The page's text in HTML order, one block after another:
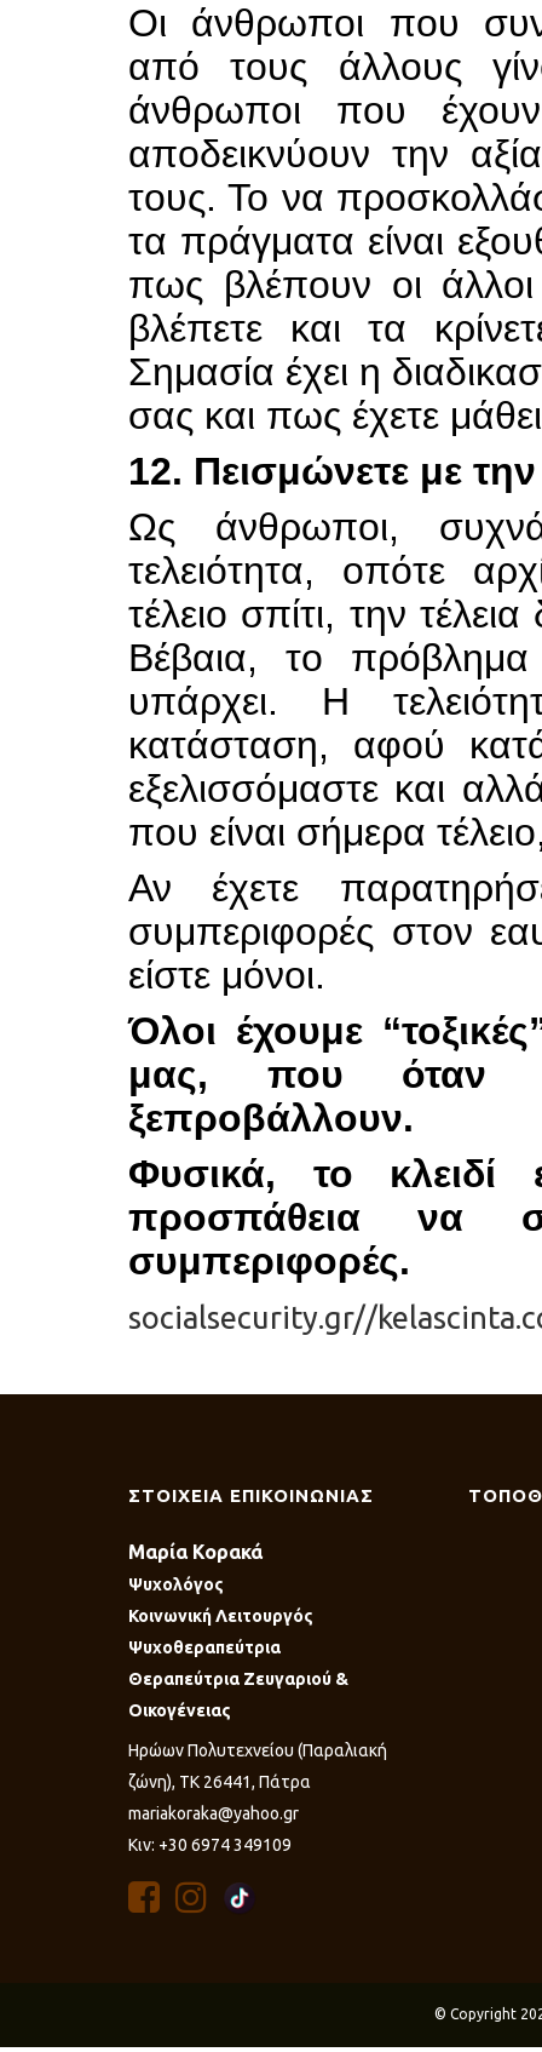
Οι άνθρωποι που
από τους άλλους
άνθρωποι που
αποδεικνύουν την
τους. Το να
τα πράγματα είναι
πως βλέπουν οι
βλέπετε και τα
Σημασία έχει η
σας και πως έχετε
12. Πεισμώνετε με την
Ως άνθρωποι,
τελειότητα, οπότε
τέλειο σπίτι, την
Βέβαια, το πρόβλημα
υπάρχει. Η
κατάσταση, αφού
εξελισσόμαστε και
που είναι σήμερα
Αν έχετε
συμπεριφορές στον
είστε μόνοι.
Όλοι έχουμε
μας, που όταν
ξεπροβάλλουν.
Φυσικά, το
προσπάθεια να
συμπεριφορές.
socialsecurity.gr//
ΣΤΟΙΧΕΙΑ ΕΠΙΚΟΙΝΩΝΙΑΣ
Μαρία Κορακά
Ψυχολόγος
Κοινωνική Λειτουργός
Ψυχοθεραπεύτρια
Θεραπεύτρια Ζευγαριού &
Οικογένειας
Ηρώων Πολυτεχνείου (Παραλιακή
ζώνη), ΤΚ 26441, Πάτρα
mariakoraka@yahoo.gr
Κιν: +30 6974 349109
© Copyright